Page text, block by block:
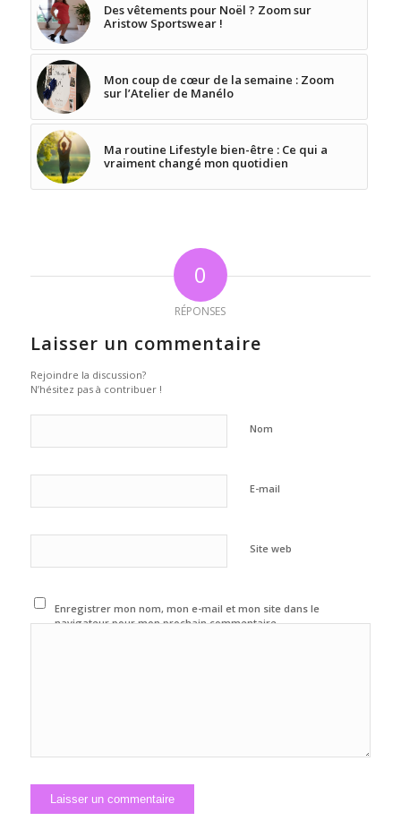
Des vêtements pour Noël ? Zoom sur
Aristow Sportswear !
Mon coup de cœur de la semaine : Zoom
sur l’Atelier de Manélo
Ma routine Lifestyle bien-être : Ce qui a
vraiment changé mon quotidien
0
RÉPONSES
Laisser un commentaire
Rejoindre la discussion?
N’hésitez pas à contribuer !
Nom
E-mail
Site web
Enregistrer mon nom, mon e-mail et mon site dans le
navigateur pour mon prochain commentaire.